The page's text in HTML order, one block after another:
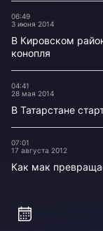
06:49
3 июня 2014
В Кировском
конопля
04:41
28 мая 2014
В Татарстане
07:01
17 августа 2012
Как мак